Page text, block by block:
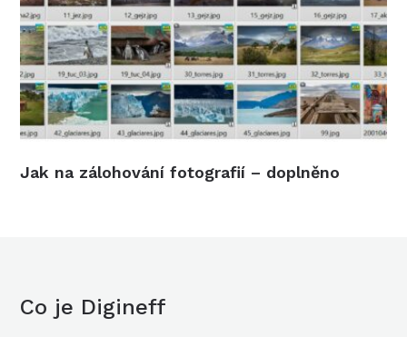
Jak na zálohování fotografií – doplněno
Co je Digineff